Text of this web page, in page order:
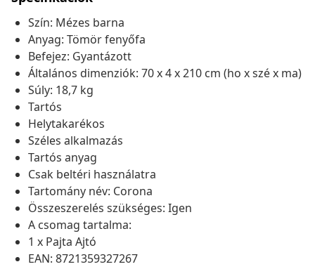
Szín: Mézes barna
Anyag: Tömör fenyőfa
Befejez: Gyantázott
Általános dimenziók: 70 x 4 x 210 cm (ho x szé x ma)
Súly: 18,7 kg
Tartós
Helytakarékos
Széles alkalmazás
Tartós anyag
Csak beltéri használatra
Tartomány név: Corona
Összeszerelés szükséges: Igen
A csomag tartalma:
1 x Pajta Ajtó
EAN: 8721359327267